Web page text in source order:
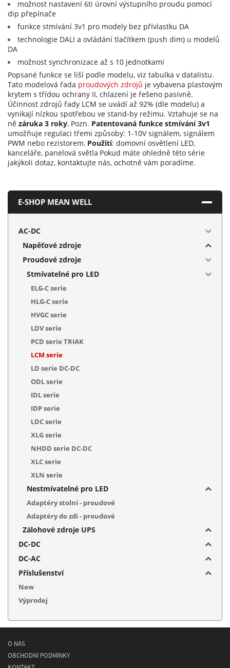
možnost nastavení 6ti úrovní výstupního proudu pomocí
dip přepínače
funkce stmívání 3v1 pro modely bez přívlastku DA
technologie DALI a ovládání tlačítkem (push dim) u modelů
DA
možnost synchronizace až s 10 jednotkami
Popsané funkce se liší podle modelu, viz tabulka v datalistu.
Tato modelová řada proudových zdrojů je vybavena plastovým
krytem s třídou ochrany II, chlazení je řešeno pasivně.
Účinnost zdrojů řady LCM se uvádí až 92% (dle modelu) a
vynikají nízkou spotřebou ve stand-by režimu. Vztahuje se na
ně záruka 3 roky. Pozn. Patentovaná funkce stmívání 3v1
umožňuje regulaci třemi způsoby: 1-10V signálem, signálem
PWM nebo rezistorem. Použití: domovní osvětlení LED,
kanceláře, panelová světla Pokud máte ohledně této série
jakýkoli dotaz, kontaktujte nás, ochotně vám poradíme.
E-SHOP MEAN WELL
AC-DC
Napěťové zdroje
Proudové zdroje
Stmívatelné pro LED
ELG-C serie
HLG-C serie
HVGC serie
LDV serie
PCD serie TRIAK
LCM serie
LD serie DC-DC
ODL serie
IDL serie
IDP serie
LDC serie
XLG serie
NHDD serie DC-DC
XLC serie
XLN serie
Nestmívatelné pro LED
Adaptéry stolní - proudové
Adaptéry do zdi - proudové
Zálohové zdroje UPS
DC-DC
DC-AC
Příslušenství
New
Výprodej
O NÁS
OBCHODNÍ PODMÍNKY